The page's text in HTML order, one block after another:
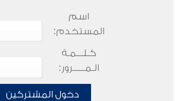
اسم
المستخدم:
كـلـــمـة
الـمـــــرور:
دخول المشتركين